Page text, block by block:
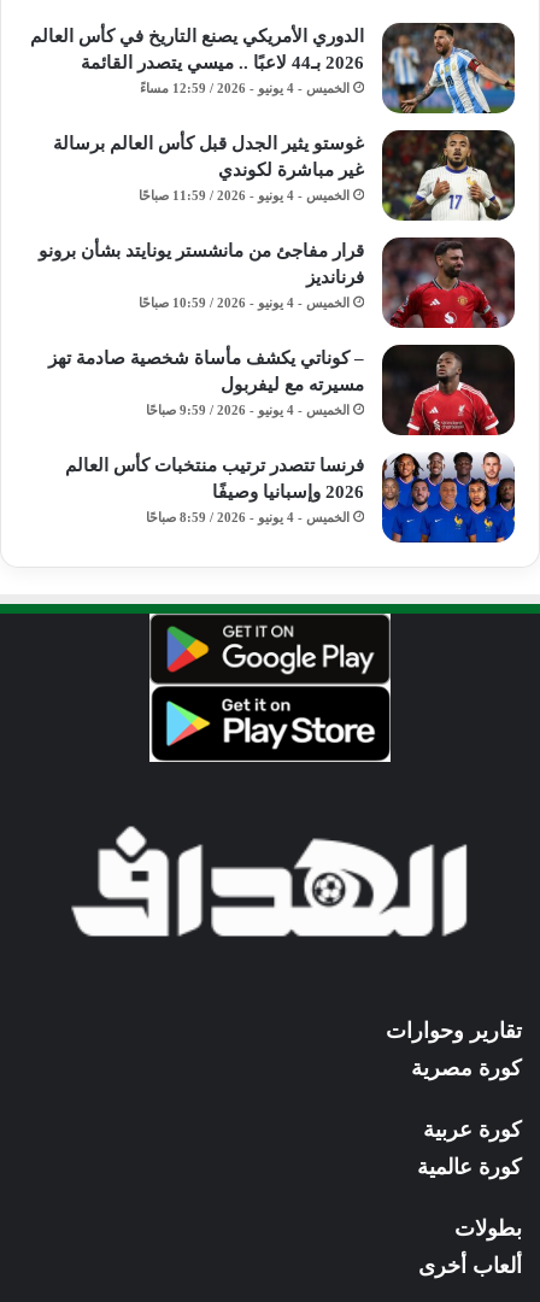
الدوري الأمريكي يصنع التاريخ في كأس العالم
2026 بـ44 لاعبًا .. ميسي يتصدر القائمة
الخميس - 4 يونيو - 2026 / 12:59 مساءً
غوستو يثير الجدل قبل كأس العالم برسالة
غير مباشرة لكوندي
الخميس - 4 يونيو - 2026 / 11:59 صباحًا
قرار مفاجئ من مانشستر يونايتد بشأن برونو
فرنانديز
الخميس - 4 يونيو - 2026 / 10:59 صباحًا
– كوناتي يكشف مأساة شخصية صادمة تهز
مسيرته مع ليفربول
الخميس - 4 يونيو - 2026 / 9:59 صباحًا
فرنسا تتصدر ترتيب منتخبات كأس العالم
2026 وإسبانيا وصيفًا
الخميس - 4 يونيو - 2026 / 8:59 صباحًا
تقارير وحوارات
كورة مصرية
كورة عربية
كورة عالمية
بطولات
ألعاب أخرى